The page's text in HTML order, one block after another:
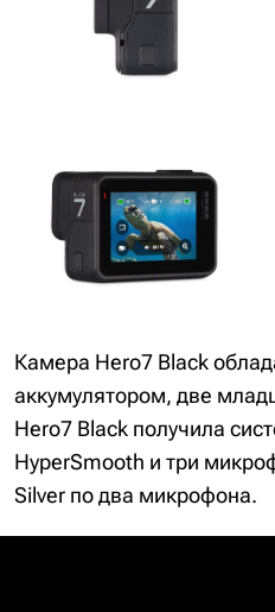
Камера Hero7 Black
аккумулятором, две
Hero7 Black получила
HyperSmooth и три
Silver по два микрофона.